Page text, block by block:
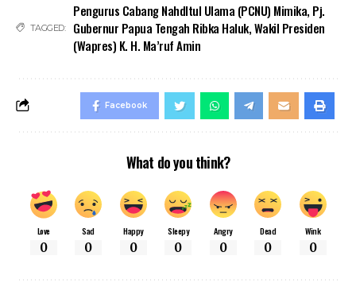
TAGGED:
Pengurus Cabang Nahdltul Ulama (PCNU) Mimika, Pj.
Gubernur Papua Tengah Ribka Haluk,Wakil Presiden
(Wapres) K. H. Ma’ruf Amin
Facebook
What do you think?
Love
0
Sad
0
Happy
0
Sleepy
0
Angry
0
Dead
0
Wink
0